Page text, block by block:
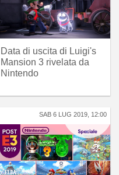
Data di uscita di Luigi's
Mansion 3 rivelata da
Nintendo
SAB 6 LUG 2019, 12:00